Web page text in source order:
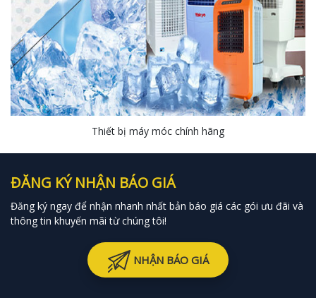
Thiết bị máy móc chính hãng
ĐĂNG KÝ NHẬN BÁO GIÁ
Đăng ký ngay để nhận nhanh nhất bản báo giá các gói ưu đãi và
thông tin khuyến mãi từ chúng tôi!
NHẬN BÁO GIÁ